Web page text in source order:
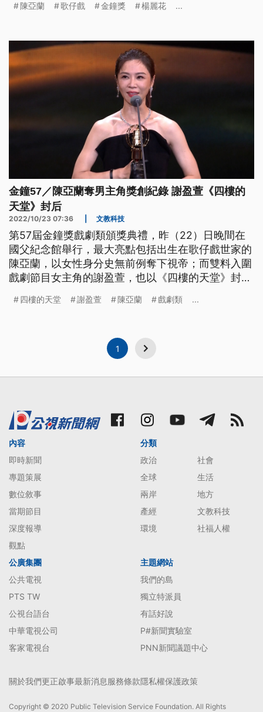
陳亞蘭 歌仔戲 金鐘獎 楊麗花 ...
金鐘57／陳亞蘭奪男主角獎創紀錄 謝盈萱《四樓的
天堂》封后
2022/10/23 07:36 文教科技
第57屆金鐘獎戲劇類頒獎典禮，昨（22）日晚間在
國父紀念館舉行，最大亮點包括出生在歌仔戲世家的
陳亞蘭，以女性身分史無前例奪下視帝；而雙料入圍
戲劇節目女主角的謝盈萱，也以《四樓的天堂》封
稱昨晚的最大贏家。
四樓的天堂 謝盈萱 陳亞蘭 戲劇類 ...
1
內容
即時新聞
專題策展
數位敘事
當期節目
深度報導
觀點
分類
政治
社會
全球
生活
兩岸
地方
產經
文教科技
環境
社福人權
公廣集團
公共電視
PTS TW
公視台語台
中華電視公司
客家電視台
主題網站
我們的島
獨立特派員
有話好說
P#新聞實驗室
PNN新聞議題中心
關於我們更正啟事最新消息服務條款隱私權保護政策
Copyright © 2020 Public Television Service Foundation. All Rights